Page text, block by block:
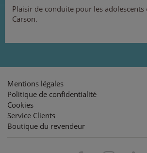
Plaisir de conduite pour les adolescents
Carson.
Mentions légales
Politique de confidentialité
Cookies
Service Clients
Boutique du revendeur